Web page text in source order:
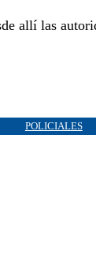
allí las
POLICIALES